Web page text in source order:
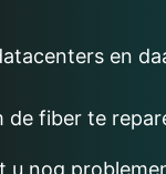
en
de fiber te